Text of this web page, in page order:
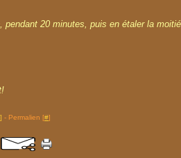
pendant 20 minutes, puis en étaler la
] - Permalien [#]